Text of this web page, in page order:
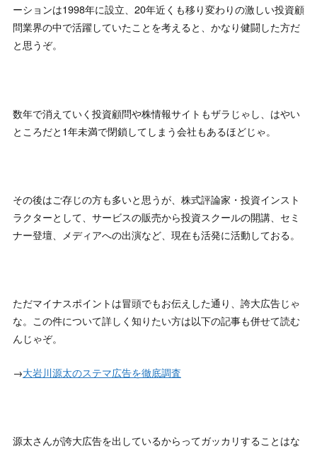
ーションは1998年に設立、20年近くも移り変わりの激しい投資顧
問業界の中で活躍していたことを考えると、かなり健闘した方だ
と思うぞ。
数年で消えていく投資顧問や株情報サイトもザラじゃし、はやい
ところだと1年未満で閉鎖してしまう会社もあるほどじゃ。
その後はご存じの方も多いと思うが、株式評論家・投資インスト
ラクターとして、サービスの販売から投資スクールの開講、セミ
ナー登壇、メディアへの出演など、現在も活発に活動しておる。
ただマイナスポイントは冒頭でもお伝えした通り、誇大広告じゃ
な。この件について詳しく知りたい方は以下の記事も併せて読む
んじゃぞ。
→大岩川源太のステマ広告を徹底調査
源太さんが誇大広告を出しているからってガッカリすることはな